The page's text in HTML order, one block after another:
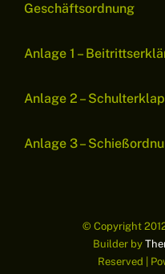
Geschäftsordnung
Anlage 1 –
Anlage 2 –
Anlage 3 –
© Copyright
Builder by
Reserved |